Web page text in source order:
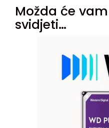
Možda će
svidjeti…